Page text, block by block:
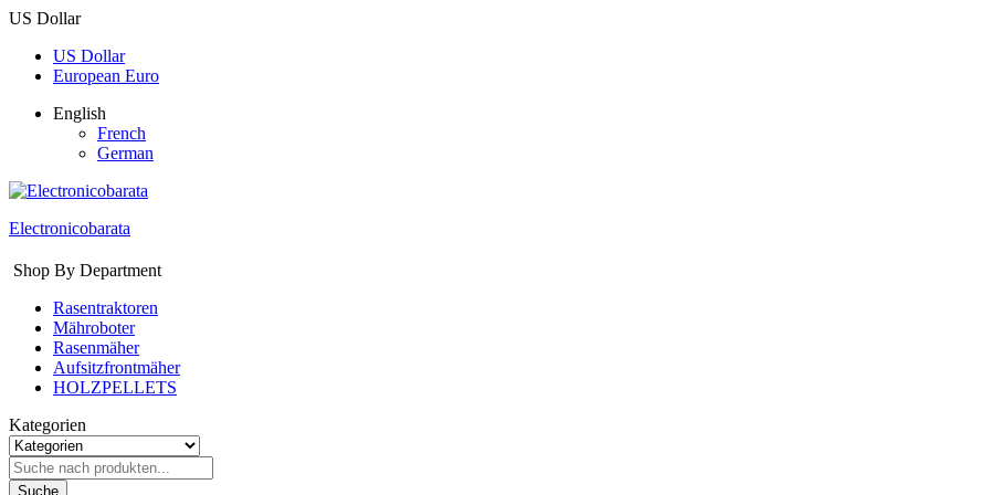
US Dollar
US Dollar
European Euro
English
French
German
Electronicobarata
Shop By Department
Rasentraktoren
Mähroboter
Rasenmäher
Aufsitzfrontmäher
HOLZPELLETS
Kategorien
Suche